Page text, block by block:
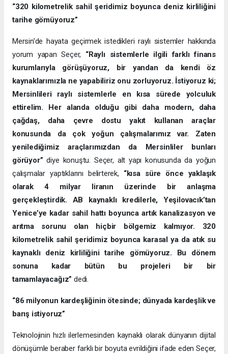
“320 kilometrelik sahil şeridimiz boyunca deniz kirliliğini
tarihe gömüyoruz”
Mersin’de hayata geçirmek istedikleri raylı sistemler hakkında
yorum yapan Seçer, “Raylı sistemlerle ilgili farklı finans
kurumlarıyla görüşüyoruz, bir yandan da kendi öz
kaynaklarımızla ne yapabiliriz onu zorluyoruz. İstiyoruz ki;
Mersinlileri raylı sistemlerle en kısa sürede yolculuk
ettirelim. Her alanda olduğu gibi daha modern, daha
çağdaş, daha çevre dostu yakıt kullanan araçlar
konusunda da çok yoğun çalışmalarımız var. Zaten
yenilediğimiz araçlarımızdan da Mersinliler bunları
görüyor”diye konuştu. Seçer, alt yapı konusunda da yoğun
çalışmalar yaptıklarını belirterek, “kısa süre önce yaklaşık
olarak 4 milyar liranın üzerinde bir anlaşma
gerçekleştirdik. AB kaynaklı kredilerle, Yeşilovacık’tan
Yenice’ye kadar sahil hattı boyunca artık kanalizasyon ve
arıtma sorunu olan hiçbir bölgemiz kalmıyor. 320
kilometrelik sahil şeridimiz boyunca karasal ya da atık su
kaynaklı deniz kirliliğini tarihe gömüyoruz. Bu dönem
sonuna kadar bütün bu projeleri bir bir
tamamlayacağız” dedi.
“86 milyonun kardeşliğinin ötesinde; dünyada kardeşlik ve
barış istiyoruz”
Teknolojinin hızlı ilerlemesinden kaynaklı olarak dünyanın dijital
dönüşümle beraber farklı bir boyuta evrildiğini ifade eden Seçer,